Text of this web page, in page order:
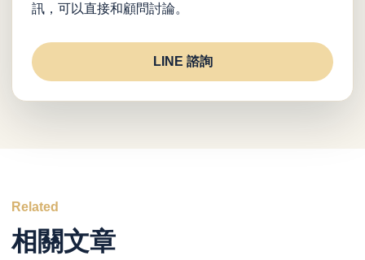
訊，可以直接和顧問討論。
LINE 諮詢
Related
相關文章